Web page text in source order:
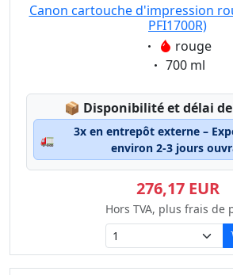
Canon cartouche d'impression
PFI1700R)
Eigenschaft:
rouge
Eigenschaft:
700 ml
📦 Lagerstatus:
Disponibilité et délai
🚛
3x en entrepôt externe –
environ 2-3 jours
276,17 EUR
Hors TVA, plus frais de